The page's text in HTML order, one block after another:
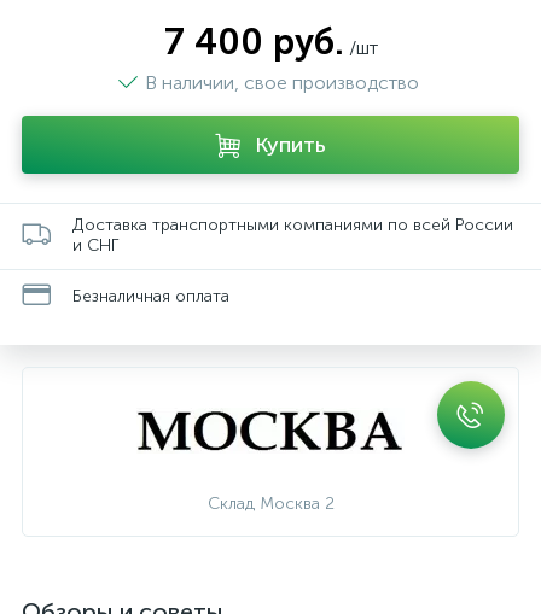
7 400 руб. /шт
В наличии, свое производство
Купить
Доставка транспортными компаниями по всей России
и СНГ
Безналичная оплата
Склад Москва 2